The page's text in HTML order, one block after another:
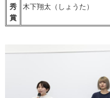
秀
賞
木下翔太（しょうた）